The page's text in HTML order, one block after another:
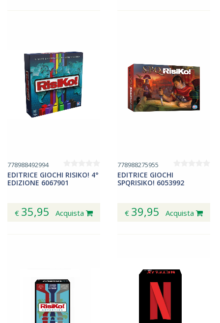
778988492994
EDITRICE GIOCHI RISIKO! 4°
EDIZIONE 6067901
€ 35,95 Acquista
778988275955
EDITRICE GIOCHI
SPQRISIKO! 6053992
€ 39,95 Acquista